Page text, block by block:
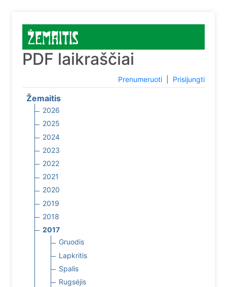
PDF laikraščiai
Prenumeruoti Prisijungti
Žemaitis
2026
2025
2024
2023
2022
2021
2020
2019
2018
2017
Gruodis
Lapkritis
Spalis
Rugsėjis